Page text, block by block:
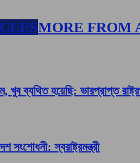
MORE FROM
খুব ব্যথিত হয়েছি: ভারপ্রাপ্ত
সংশোধনী: স্বরাষ্ট্রমন্ত্রী